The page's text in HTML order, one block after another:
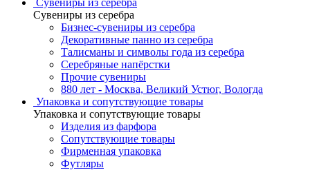
Сувениры из серебра
Сувениры из серебра
Бизнес-сувениры из серебра
Декоративные панно из серебра
Талисманы и символы года из серебра
Серебряные напёрстки
Прочие сувениры
880 лет - Москва, Великий Устюг, Вологда
Упаковка и сопутствующие товары
Упаковка и сопутствующие товары
Изделия из фарфора
Сопутствующие товары
Фирменная упаковка
Футляры